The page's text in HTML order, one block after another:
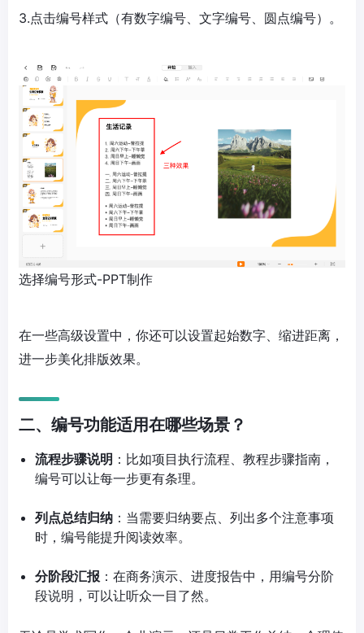
3.点击编号样式（有数字编号、文字编号、圆点编号）。
选择编号形式-PPT制作
在一些高级设置中，你还可以设置起始数字、缩进距离，
进一步美化排版效果。
二、编号功能适用在哪些场景？
流程步骤说明 ：比如项目执行流程、教程步骤指南，
编号可以让每一步更有条理。
列点总结归纳 ：当需要归纳要点、列出多个注意事项
时，编号能提升阅读效率。
分阶段汇报 ：在商务演示、进度报告中，用编号分阶
段说明，可以让听众一目了然。